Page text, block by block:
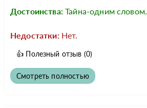
Достоинства: Тайна-одним словом.
Недостатки: Нет.
👍 Полезный отзыв (0)
Смотреть полностью